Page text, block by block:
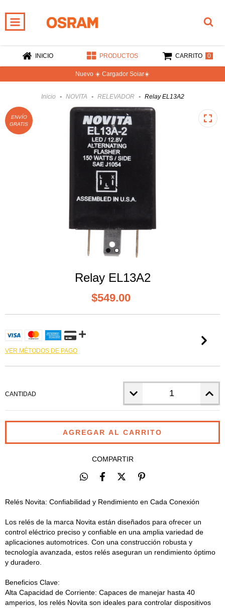
INICIO PRODUCTOS CARRITO 0
Nuevo ☀️ Cargador Soiar☀️
Inicio - NOVITA - RELEVADOR - Relay EL13A2
ENVÍO
GRATIS
Relay EL13A2
$549.00
VER MÉTODOS DE PAGO
CANTIDAD
COMPARTIR
Relés Novita: Confiabilidad y Rendimiento en Cada Conexión
Los relés de la marca Novita están diseñados para ofrecer un
control eléctrico preciso y confiable en una amplia variedad de
aplicaciones automotrices. Con una construcción robusta y
tecnología avanzada, estos relés aseguran un rendimiento óptimo
y duradero.
Beneficios Clave:
Alta Capacidad de Corriente: Capaces de manejar hasta 40
amperios, los relés Novita son ideales para controlar dispositivos